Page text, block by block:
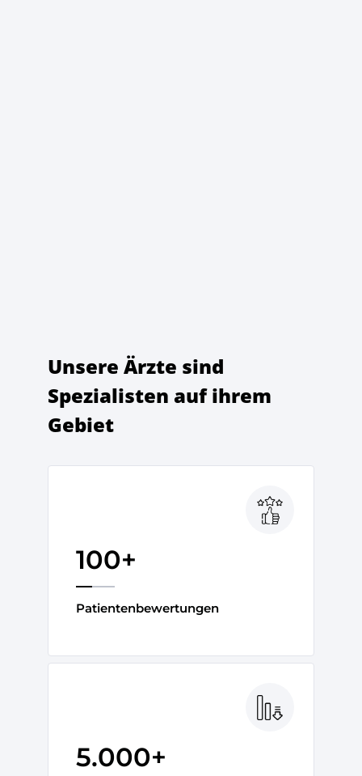
Unsere Ärzte sind
Spezialisten auf ihrem
Gebiet
100+
Patientenbewertungen
5.000+